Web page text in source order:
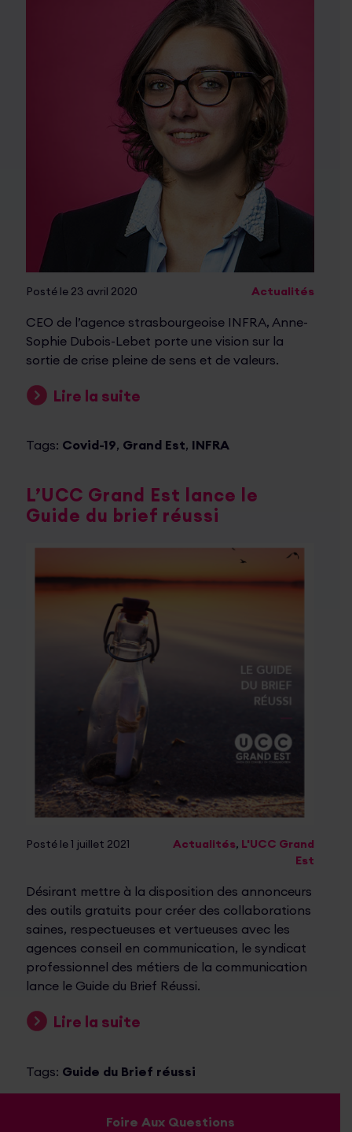
Posté le 23 avril 2020 Actualités
CEO de l’agence strasbourgeoise INFRA, Anne-
Sophie Dubois-Lebet porte une vision sur la
sortie de crise pleine de sens et de valeurs.
Lire la suite
Tags: Covid-19, Grand Est, INFRA
L’UCC Grand Est lance le
Guide du brief réussi
Posté le 1 juillet 2021 Actualités, L'UCC Grand
Est
Désirant mettre à la disposition des annonceurs
des outils gratuits pour créer des collaborations
saines, respectueuses et vertueuses avec les
agences conseil en communication, le syndicat
professionnel des métiers de la communication
lance le Guide du Brief Réussi.
Lire la suite
Tags: Guide du Brief réussi
Foire Aux Questions